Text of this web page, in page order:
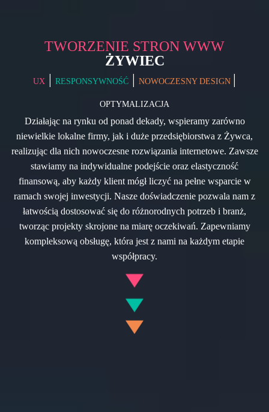
TWORZENIE STRON WWW
ŻYWIEC
UX | RESPONSYWNOŚĆ | NOWOCZESNY DESIGN |
OPTYMALIZACJA
Działając na rynku od ponad dekady, wspieramy zarówno
niewielkie lokalne firmy, jak i duże przedsiębiorstwa z Żywca,
realizując dla nich nowoczesne rozwiązania internetowe. Zawsze
stawiamy na indywidualne podejście oraz elastyczność
finansową, aby każdy klient mógł liczyć na pełne wsparcie w
ramach swojej inwestycji. Nasze doświadczenie pozwala nam z
łatwością dostosować się do różnorodnych potrzeb i branż,
tworząc projekty skrojone na miarę oczekiwań. Zapewniamy
kompleksową obsługę, która jest z nami na każdym etapie
współpracy.